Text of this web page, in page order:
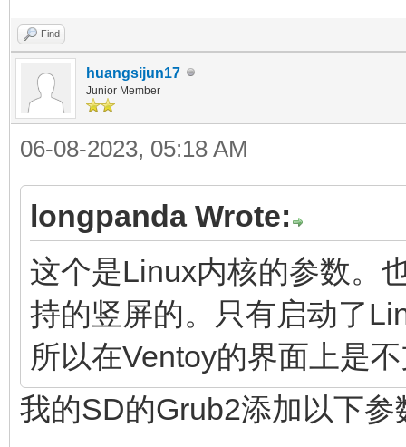
Find
huangsijun17
Junior Member
06-08-2023, 05:18 AM
longpanda Wrote:
这个是Linux内核的参数。
持的竖屏的。只有启动了
所以在Ventoy的界面上是
我的SD的Grub2添加以下